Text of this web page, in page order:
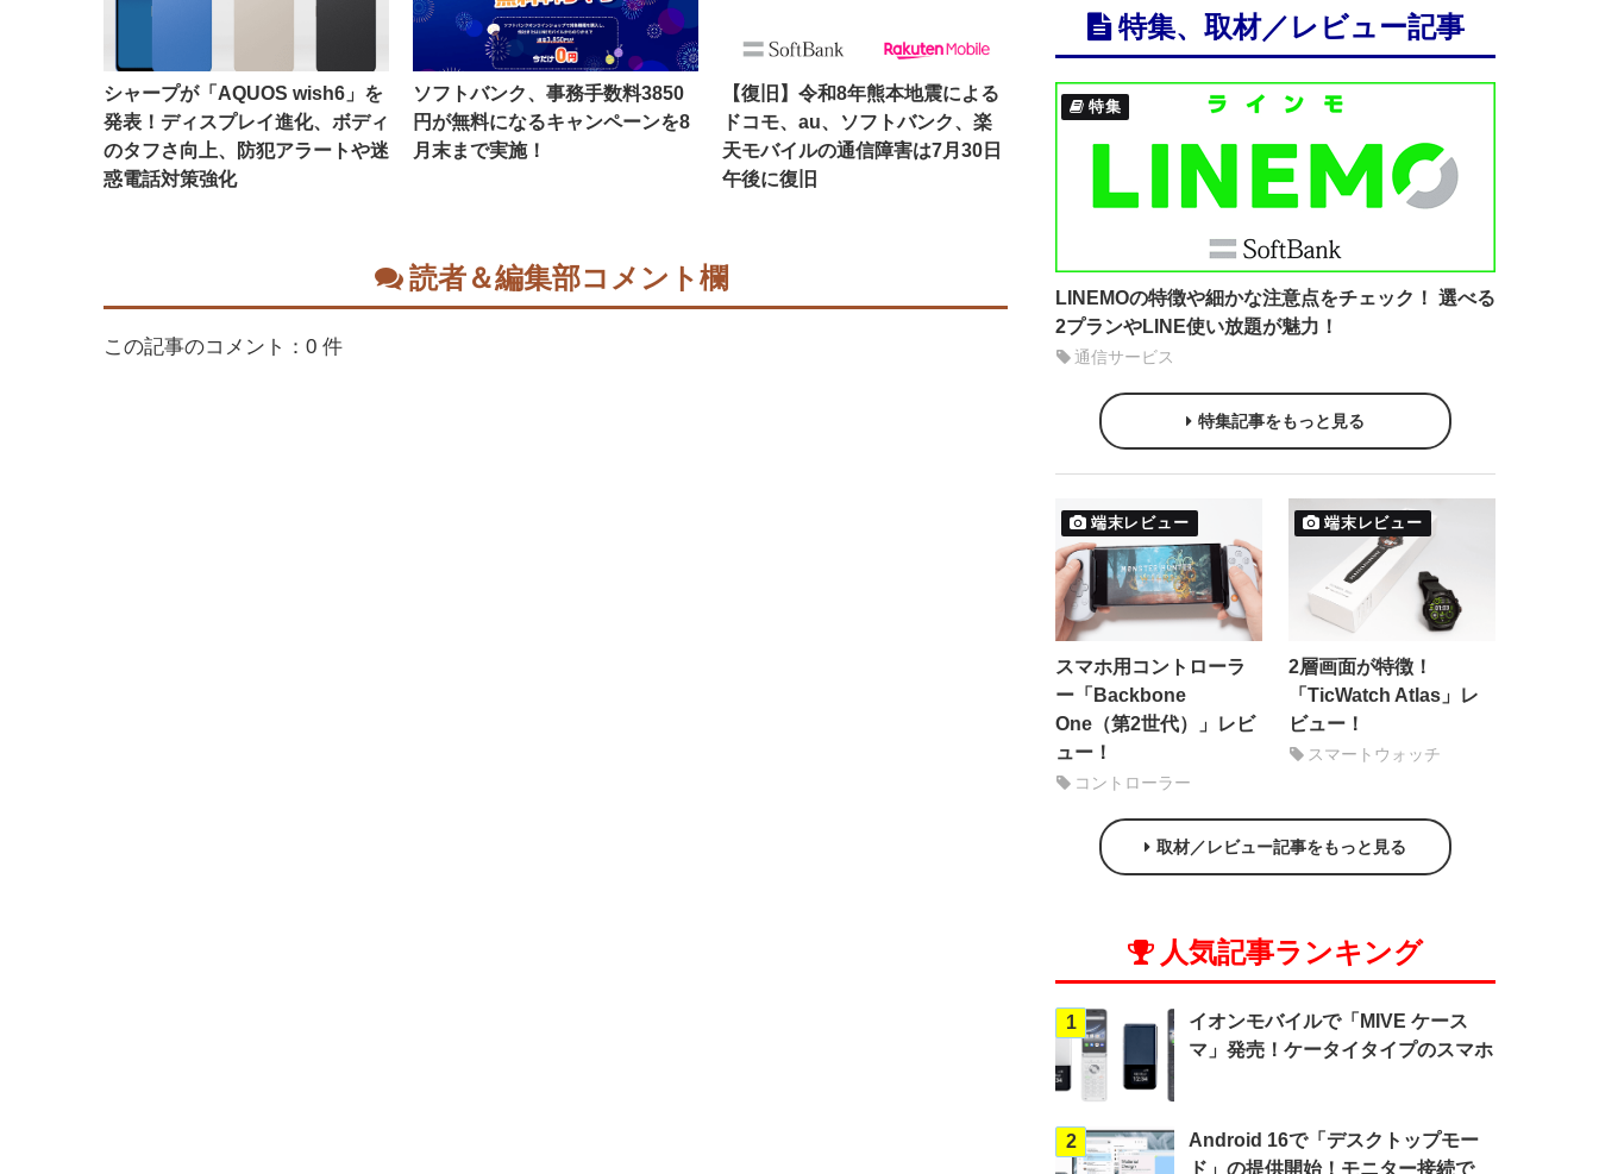
シャープが「AQUOS wish6」を
発表！ディスプレイ進化、ボディ
のタフさ向上、防犯アラートや迷
惑電話対策強化
ソフトバンク、事務手数料3850
円が無料になるキャンペーンを8
月末まで実施！
【復旧】令和8年熊本地震による
ドコモ、au、ソフトバンク、楽
天モバイルの通信障害は7月30日
午後に復旧
読者＆編集部コメント欄
この記事のコメント：0 件
特集、取材／レビュー記事
特集
LINEMOの特徴や細かな注意点をチェック！ 選べる
2プランやLINE使い放題が魅力！
通信サービス
特集記事をもっと見る
端末レビュー
スマホ用コントローラ
ー「Backbone
One（第2世代）」レビ
ュー！
コントローラー
端末レビュー
2層画面が特徴！
「TicWatch Atlas」レ
ビュー！
スマートウォッチ
取材／レビュー記事をもっと見る
人気記事ランキング
1
イオンモバイルで「MIVE ケース
マ」発売！ケータイタイプのスマホ
2
Android 16で「デスクトップモー
ド」の提供開始！モニター接続で